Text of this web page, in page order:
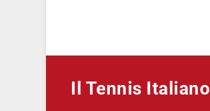
Il Tennis Italiano